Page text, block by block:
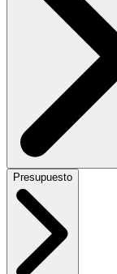
Presupuesto